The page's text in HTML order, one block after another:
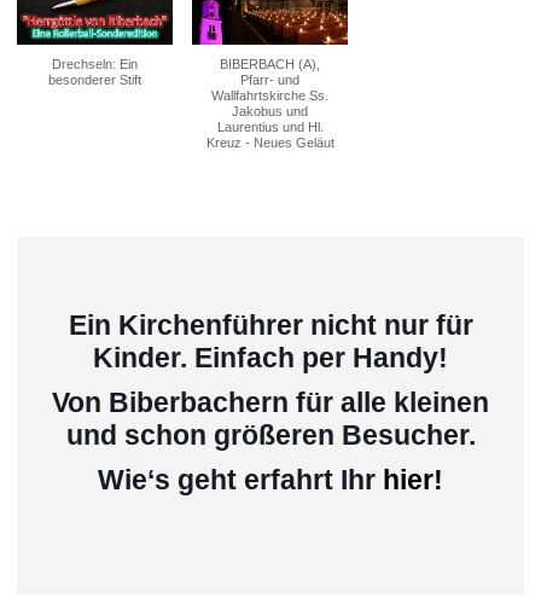
Drechseln: Ein
besonderer Stift
BIBERBACH (A),
Pfarr- und
Wallfahrtskirche Ss.
Jakobus und
Laurentius und Hl.
Kreuz - Neues Geläut
Ein Kirchenführer nicht nur für
Kinder. Einfach per Handy!
Von Biberbachern für alle kleinen
und schon größeren Besucher.
Wie‘s geht erfahrt Ihr hier!